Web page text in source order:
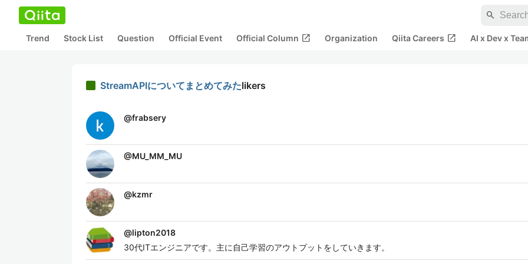
search
Trend Stock List Question Official Event Official Column open_in_new Organization Qiita Careers open_in_new AI x Dev x
StreamAPIについてまとめてみたlikers
@frabsery
@MU_MM_MU
@kzmr
@lipton2018
30代ITエンジニアです。主に自己学習のアウトプットをしていきます。